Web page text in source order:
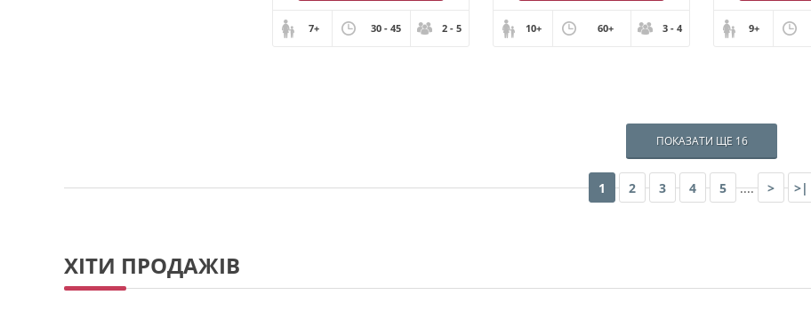
7+ 30 - 45 2 - 5 10+ 60+ 3 - 4 9+
ПОКАЗАТИ ЩЕ 16
1 2 3 4 5 .... > >|
ХІТИ ПРОДАЖІВ